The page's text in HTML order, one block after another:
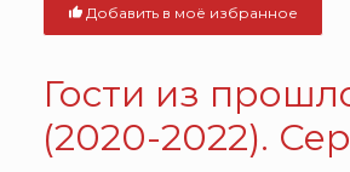
Добавить в моё избранное
Гости из
(2020-2022).